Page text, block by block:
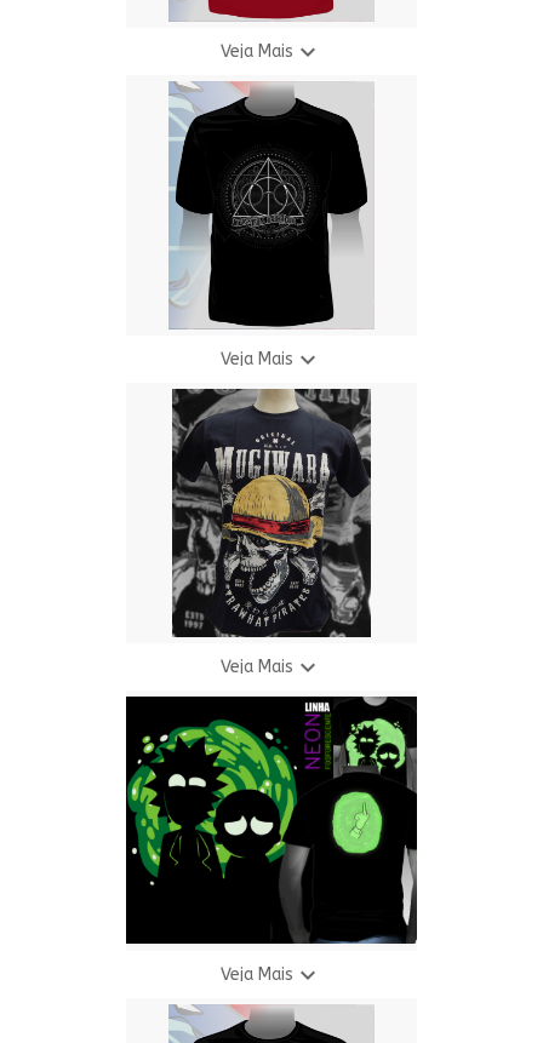
Veja Mais 
Camiseta H.P. Griff - Bordo
R$ 69,90
3 X R$ 24,94
Veja Mais 
Camiseta H.P. R. - 2
R$ 69,90
3 X R$ 24,94
Veja Mais 
Camiseta H.P. R. - Caveira Neon
R$ 69,90
3 X R$ 24,94
Veja Mais 
Camiseta R. & M. Neon